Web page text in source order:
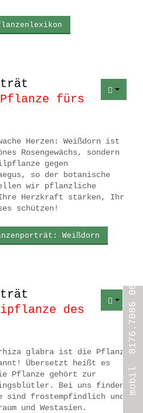
mobil 0176.7086 0005
fürs
Herzen: Weißdorn ist
Rosengewächs, sondern
gegen
so der botanische
wir pflanzliche
Herzkraft stärken, Ihr
schützen!
Weißdorn
des
glabra ist die Pflanze
Übersetzt heißt es
Pflanze gehört zur
Bei uns finden
frostempfindlich und
und Westasien.